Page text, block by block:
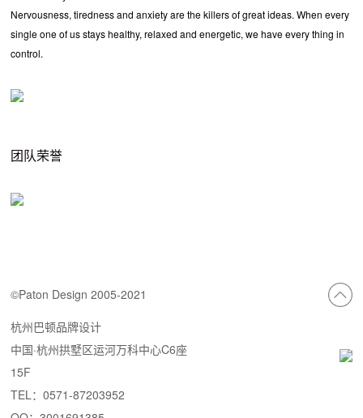
Nervousness, tiredness and anxiety are the killers of great ideas. When every
single one of us stays healthy, relaxed and energetic, we have every thing in
control.
团队荣誉
©Paton Design 2005-2021
杭州巴顿品牌设计
中国·杭州拱墅区运河万科中心C6座
15F
TEL：0571-87203952